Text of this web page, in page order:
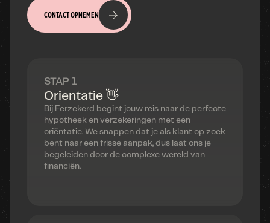
CONTACT OPNEMEN
STAP 1
Orientatie 👋
Bij Ferzekerd begint jouw reis naar de perfecte
hypotheek en verzekeringen met een
oriëntatie. We snappen dat je als klant op zoek
bent naar een frisse aanpak, dus laat ons je
begeleiden door de complexe wereld van
financiën.